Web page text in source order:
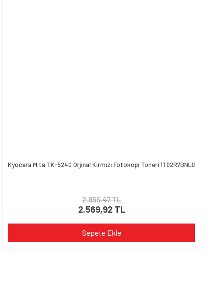
Kyocera Mita TK-5240 Orjinal Kırmızı Fotokopi Toneri 1T02R7BNL0
2.855,47 TL
2.569,92 TL
Sepete Ekle